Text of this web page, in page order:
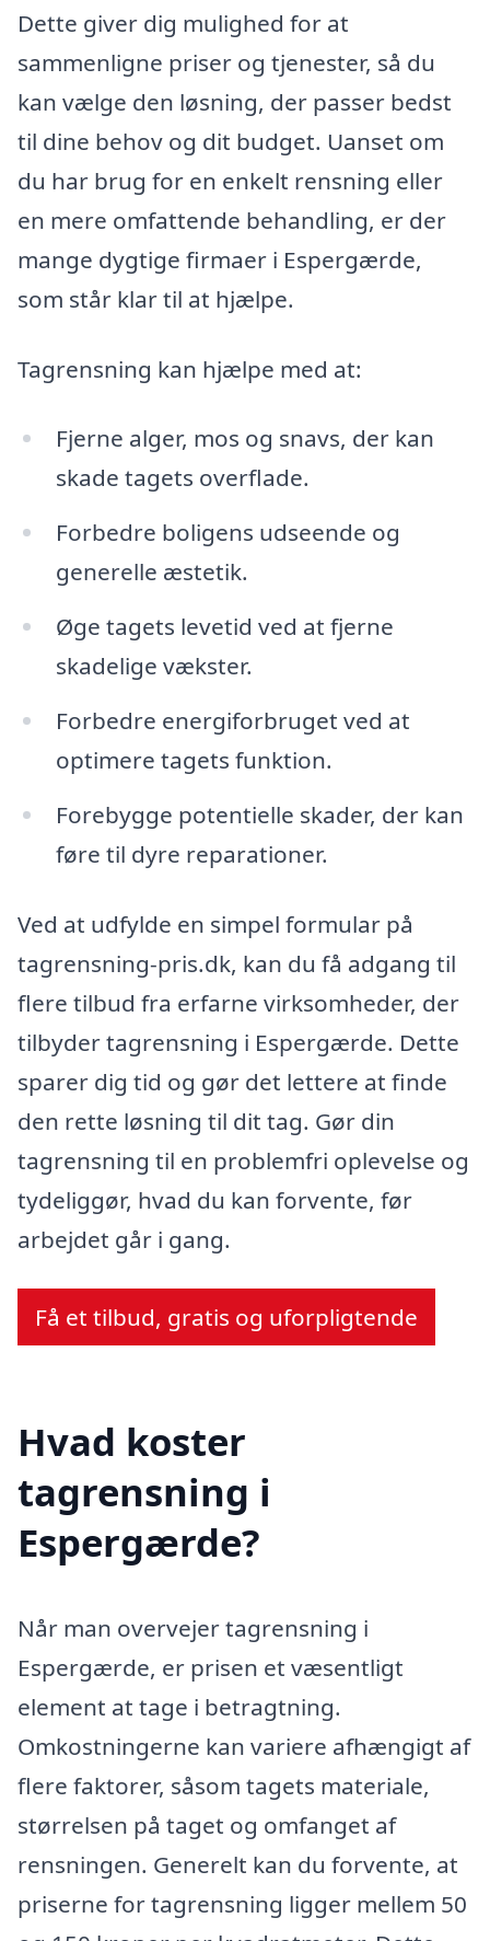
Dette giver dig mulighed for at
sammenligne priser og tjenester, så du
kan vælge den løsning, der passer bedst
til dine behov og dit budget. Uanset om
du har brug for en enkelt rensning eller
en mere omfattende behandling, er der
mange dygtige firmaer i Espergærde,
som står klar til at hjælpe.
Tagrensning kan hjælpe med at:
Fjerne alger, mos og snavs, der kan
skade tagets overflade.
Forbedre boligens udseende og
generelle æstetik.
Øge tagets levetid ved at fjerne
skadelige vækster.
Forbedre energiforbruget ved at
optimere tagets funktion.
Forebygge potentielle skader, der kan
føre til dyre reparationer.
Ved at udfylde en simpel formular på
tagrensning-pris.dk, kan du få adgang til
flere tilbud fra erfarne virksomheder, der
tilbyder tagrensning i Espergærde. Dette
sparer dig tid og gør det lettere at finde
den rette løsning til dit tag. Gør din
tagrensning til en problemfri oplevelse og
tydeliggør, hvad du kan forvente, før
arbejdet går i gang.
Få et tilbud, gratis og uforpligtende
Hvad koster
tagrensning i
Espergærde?
Når man overvejer tagrensning i
Espergærde, er prisen et væsentligt
element at tage i betragtning.
Omkostningerne kan variere afhængigt af
flere faktorer, såsom tagets materiale,
størrelsen på taget og omfanget af
rensningen. Generelt kan du forvente, at
priserne for tagrensning ligger mellem 50